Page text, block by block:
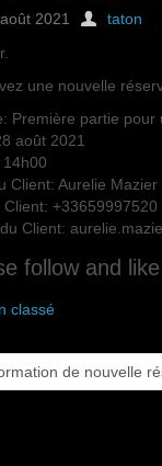
2021
taton
une nouvelle
Première partie pour
août 2021
Client: Aurelie Mazier
Client: +33659997520
Client:
follow and
classé
de nouvelle